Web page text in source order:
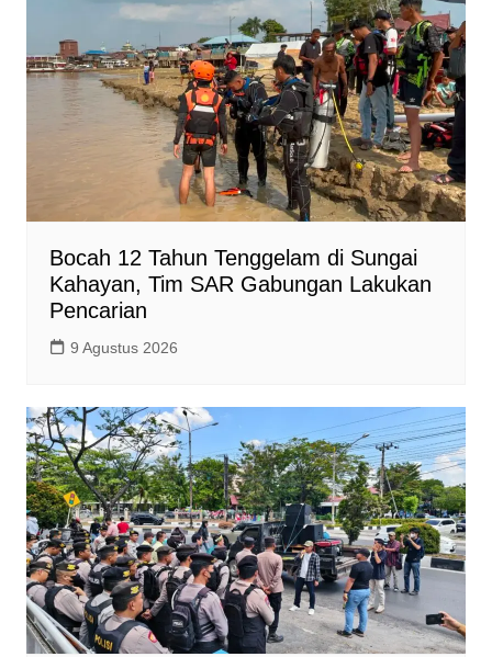
Bocah 12 Tahun Tenggelam di Sungai
Kahayan, Tim SAR Gabungan Lakukan
Pencarian
9 Agustus 2026